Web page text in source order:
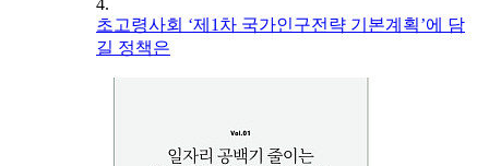
4.
초고령사회 ‘제1차 국가인구전략 기본계획’에 담
길 정책은